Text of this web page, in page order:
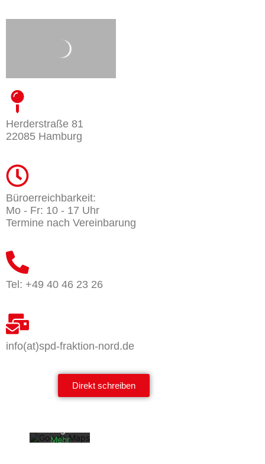
Herderstraße 81
22085 Hamburg
Büroerreichbarkeit:
Mo - Fr: 10 - 17 Uhr
Termine nach Vereinbarung
Tel: +49 40 46 23 26
info(at)spd-fraktion-nord.de
Direkt schreiben
Mit dem
Karte
n Sie die
Datenschu
Mehr